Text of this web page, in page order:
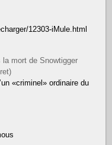
12303-iMule.html
mort de Snowtigger
«criminel» ordinaire du